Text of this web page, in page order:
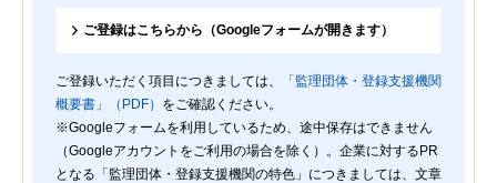
ご登録はこちらから（Googleフォームが開きます）
ご登録いただく項目につきましては、
「監理団体・登録支援機関
概要書」（PDF） をご確認ください。
※Googleフォームを利用しているため、途中保存はできません
（Googleアカウントをご利用の場合を除く）。企業に対するPR
となる「監理団体・登録支援機関の特色」につきましては、文章